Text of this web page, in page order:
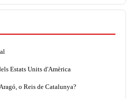
Estats Units d'Amèrica
o Reis de Catalunya?